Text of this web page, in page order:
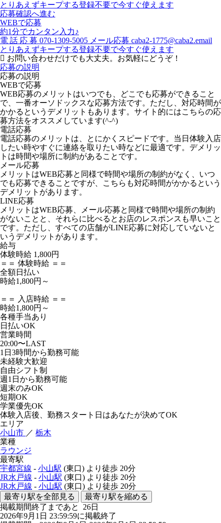
とりあえずキープする登録不要で今すぐ使えます
応募確認へ進む
WEBで応募
約1分でカンタン入力♪
電 話 応 募 070-1309-5005 メール応募 caba2-1775@caba2.email
とりあえずキープする登録不要で今すぐ使えます
お問い合わせだけでも大丈夫。お気軽にどうぞ！
応募の説明
応募の説明
WEBで応募
WEB応募のメリットはいつでも、どこでも応募ができること
で、一番オーソドックスな応募方法です。ただし、対応時間が
かかるというデメリットもあります。サイト的にはこちらの応
募方法をオススメしています(^-^)
電話応募
電話応募のメリットは、とにかくスピードです。当日体験入店
したい時やすぐに連絡を取りたい時などに最適です。デメリッ
トは時間や場所に制約があることです。
メール応募
メリットはWEB応募と同様で時間や場所の制約がなく、いつ
でも応募できることですが、こちらも対応時間がかかるという
デメリットがあります。
LINE応募
メリットはWEB応募、メール応募と同様で時間や場所の制約
がないことと、それらに比べるとお店のレスポンスも早いこと
です。ただし、すべての店舗がLINE応募に対応していないと
いうデメリットがあります。
給与
体験時給 1,800円
＝＝ 体験時給 ＝＝
全額日払い
時給1,800円～
＝＝ 入店時給 ＝＝
時給1,800円～
各種手当あり
日払いOK
営業時間
20:00〜LAST
1日3時間から勤務可能
未経験大歓迎
自由シフト制
週1日から勤務可能
週末のみOK
短期OK
学業優先OK
体験入店後、勤務スタート日はあなたが決めてOK
エリア
小山市 ／ 栃木
業種
ラウンジ
最寄駅
宇都宮線 - 小山駅 (東口) より徒歩 20分
JR水戸線 - 小山駅 (東口) より徒歩 20分
JR水戸線 - 小山駅 (東口) より徒歩 20分
最寄り駅を全部見る
最寄り駅を縮める
掲載期間終了まであと 26日
2026年9月1日 23:59:59に掲載終了